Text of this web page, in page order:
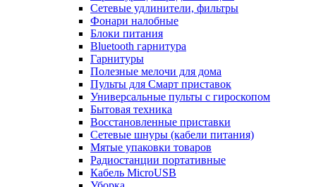
Сетевые удлинители, фильтры
Фонари налобные
Блоки питания
Bluetooth гарнитура
Гарнитуры
Полезные мелочи для дома
Пульты для Смарт приставок
Универсальные пульты с гироскопом
Бытовая техника
Восстановленные приставки
Сетевые шнуры (кабели питания)
Мятые упаковки товаров
Радиостанции портативные
Кабель MicroUSB